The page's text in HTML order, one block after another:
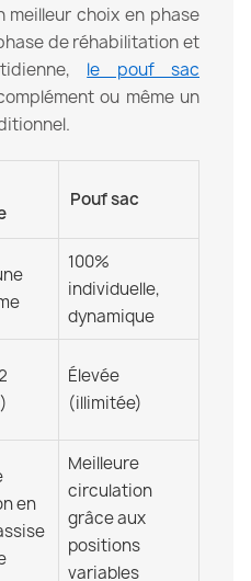
meilleur choix en phase
de réhabilitation et
le pouf sac
ou même un
Pouf sac
100%
individuelle,
dynamique
Élevée
(illimitée)
en
Meilleure
circulation
grâce aux
positions
variables